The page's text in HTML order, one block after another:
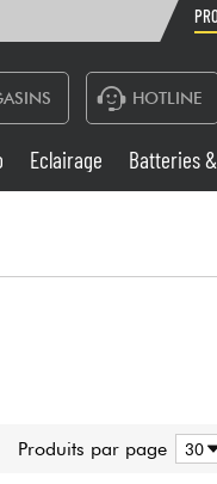
HOTLINE
Belgique
België
Casques
Eclairage
Batteries
Produits par page